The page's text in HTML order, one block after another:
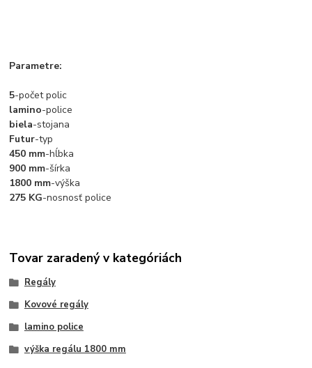
Parametre:
5-počet polic
lamino-police
biela-stojana
Futur-typ
450 mm-hĺbka
900 mm-šírka
1800 mm-výška
275 KG-nosnosť police
Tovar zaradený v kategóriách
Regály
Kovové regály
lamino police
výška regálu 1800 mm